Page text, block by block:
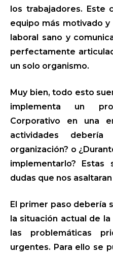
los trabajadores. Este
equipo más motivado
laboral sano y
perfectamente
un solo organismo.
Muy bien, todo esto
implementa un
Corporativo en una
actividades
organización? o
implementarlo?
dudas que nos
El primer paso debería
la situación actual de
las problemáticas
urgentes. Para ello se